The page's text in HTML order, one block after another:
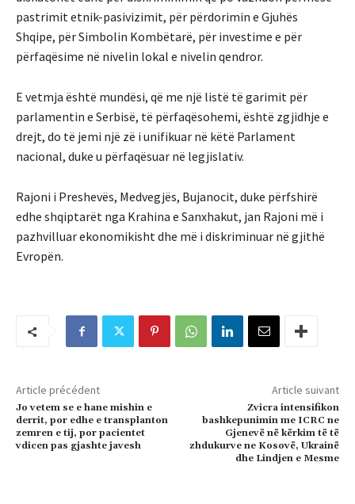
pastrimit etnik-pasivizimit, për përdorimin e Gjuhës
Shqipe, për Simbolin Kombëtarë, për investime e për
përfaqësime në nivelin lokal e nivelin qendror.
E vetmja është mundësi, që me një listë të garimit për
parlamentin e Serbisë, të përfaqësohemi, është zgjidhje e
drejt, do të jemi një zë i unifikuar në këtë Parlament
nacional, duke u përfaqësuar në legjislativ.
Rajoni i Preshevës, Medvegjës, Bujanocit, duke përfshirë
edhe shqiptarët nga Krahina e Sanxhakut, jan Rajoni më i
pazhvilluar ekonomikisht dhe më i diskriminuar në gjithë
Evropën.
Article précédent
Jo vetem se e hane mishin e
derrit, por edhe e transplanton
zemren e tij, por pacientet
vdicen pas gjashte javesh
Article suivant
Zvicra intensifikon
bashkepunimin me ICRC ne
Gjenevë në kërkim të të
zhdukurve ne Kosovë, Ukrainë
dhe Lindjen e Mesme